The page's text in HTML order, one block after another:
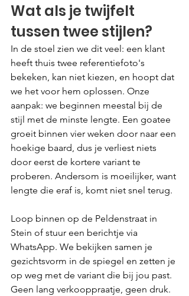
Wat als je twijfelt
tussen twee stijlen?
In de stoel zien we dit veel: een klant
heeft thuis twee referentiefoto's
bekeken, kan niet kiezen, en hoopt dat
we het voor hem oplossen. Onze
aanpak: we beginnen meestal bij de
stijl met de minste lengte. Een goatee
groeit binnen vier weken door naar een
hoekige baard, dus je verliest niets
door eerst de kortere variant te
proberen. Andersom is moeilijker, want
lengte die eraf is, komt niet snel terug.
Loop binnen op de Peldenstraat in
Stein of stuur een berichtje via
WhatsApp. We bekijken samen je
gezichtsvorm in de spiegel en zetten je
op weg met de variant die bij jou past.
Geen lang verkooppraatje, geen druk.